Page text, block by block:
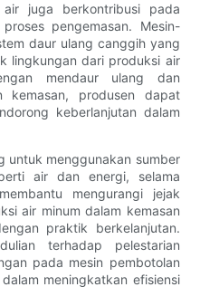
juga berkontribusi pada
pengemasan. Mesin-
daur ulang canggih yang
lingkungan dari produksi air
mendaur ulang dan
kemasan, produsen dapat
keberlanjutan dalam
untuk menggunakan sumber
air dan energi, selama
mengurangi jejak
air minum dalam kemasan
praktik berkelanjutan.
terhadap pelestarian
pada mesin pembotolan
meningkatkan efisiensi